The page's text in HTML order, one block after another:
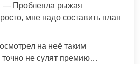
— Проблеяла рыжая
мне надо составить план
на неё таким
точно не сулят премию…